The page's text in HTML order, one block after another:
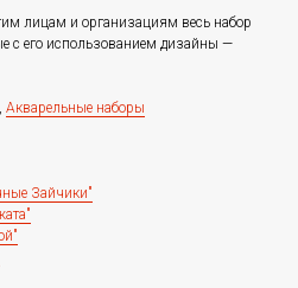
лицам и организациям весь набор
с его использованием дизайны —
, Акварельные наборы
Зайчики"